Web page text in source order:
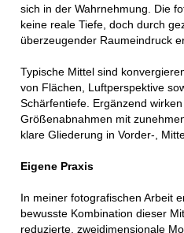
sich in der Wahrnehmung. Die
keine reale Tiefe, doch durch
überzeugender Raumeindruck
Typische Mittel sind
von Flächen, Luftperspektive
Schärfentiefe. Ergänzend
Größenabnahmen mit
klare Gliederung in Vorder-,
Eigene Praxis
In meiner fotografischen Arbeit
bewusste Kombination dieser
reduzierte, zweidimensionale